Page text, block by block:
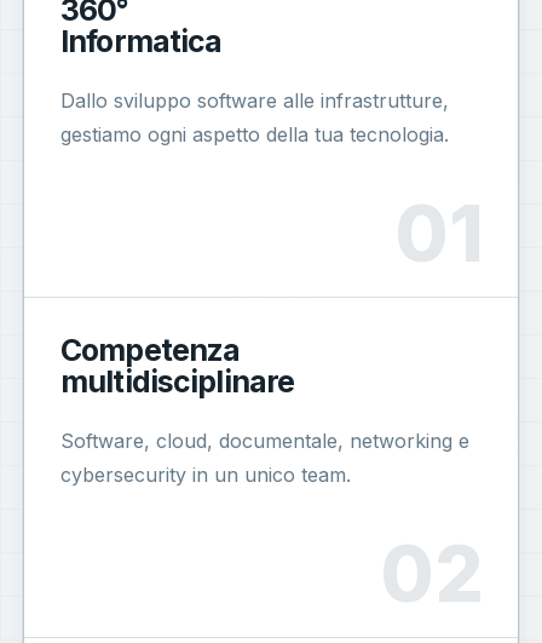
360°
Informatica
Dallo sviluppo software alle infrastrutture,
gestiamo ogni aspetto della tua tecnologia.
Competenza
multidisciplinare
Software, cloud, documentale, networking e
cybersecurity in un unico team.